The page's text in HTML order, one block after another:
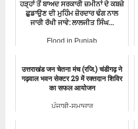
ਹੜ੍ਹਾਂ ਤੋਂ ਬਾਅਦ ਸਰਕਾਰੀ ਜ਼ਮੀਨਾਂ ਦੇ ਕਬਜ਼ੇ
ਛੁਡਾਉਣ ਦੀ ਮੁਹਿੰਮ ਜ਼ੋਰਦਾਰ ਢੰਗ ਨਾਲ
ਜਾਰੀ ਰੱਖੀ ਜਾਵੇ: ਲਾਲਜੀਤ ਸਿੰਘ...
Flood in Punjab
उत्तराखंड जन चेतना मंच (रजि.) चंडीगढ़ ने
गढ़वाल भवन सेक्टर 29 में रक्तदान शिविर
का सफल आयोजन
ਪੰਜਾਬੀ-ਸਮਾਚਾਰ